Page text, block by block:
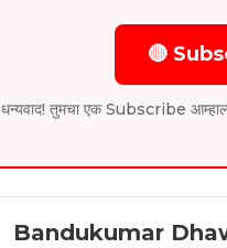
🔴
धन्यवाद! तुमचा एक Subscribe आम्हाला
Bandukumar